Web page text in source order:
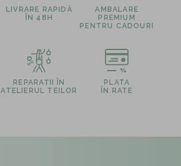
LIVRARE RAPIDĂ
ÎN 48H
AMBALARE
PREMIUM
PENTRU CADOURI
REPARAȚII ÎN
ATELIERUL TEILOR
PLATA
ÎN RATE